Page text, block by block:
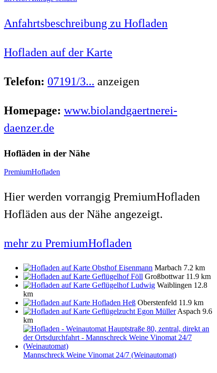
Anfahrtsbeschreibung zu Hofladen
Hofladen auf der Karte
Telefon: 07191/3... anzeigen
Homepage: www.biolandgaertnerei-
daenzer.de
Hofläden in der Nähe
PremiumHofladen
Hier werden vorrangig PremiumHofladen
Hofläden aus der Nähe angezeigt.
mehr zu PremiumHofladen
Obsthof Eisenmann Marbach 7.2 km
Geflügelhof Föll Großbottwar 11.9 km
Geflügelhof Ludwig Waiblingen 12.8
km
Hofladen Heß Oberstenfeld 11.9 km
Geflügelzucht Egon MüllerAspach 9.6
km
Mannschreck Weine Vinomat 24/7 (Weinautomat)